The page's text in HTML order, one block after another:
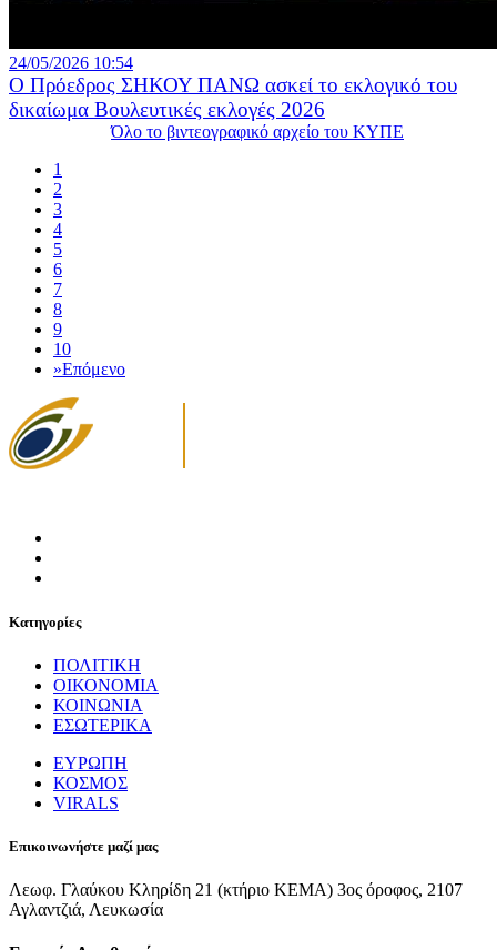
24/05/2026 10:54
Ο Πρόεδρος ΣΗΚΟΥ ΠΑΝΩ ασκεί το εκλογικό του
δικαίωμα Βουλευτικές εκλογές 2026
Όλο το βιντεογραφικό αρχείο του ΚΥΠΕ
1
2
3
4
5
6
7
8
9
10
»Επόμενο
Κατηγορίες
ΠΟΛΙΤΙΚΗ
ΟΙΚΟΝΟΜΙΑ
ΚΟΙΝΩΝΙΑ
ΕΣΩΤΕΡΙΚΑ
ΕΥΡΩΠΗ
ΚΟΣΜΟΣ
VIRALS
Επικοινωνήστε μαζί μας
Λεωφ. Γλαύκου Κληρίδη 21 (κτήριο ΚΕΜΑ) 3ος όροφος, 2107
Αγλαντζιά, Λευκωσία